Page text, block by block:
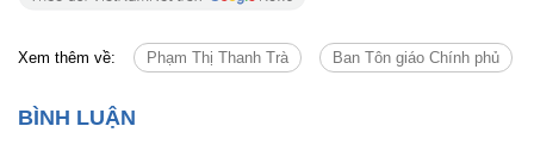
Xem thêm về: Phạm Thị Thanh Trà Ban Tôn giáo Chính phủ